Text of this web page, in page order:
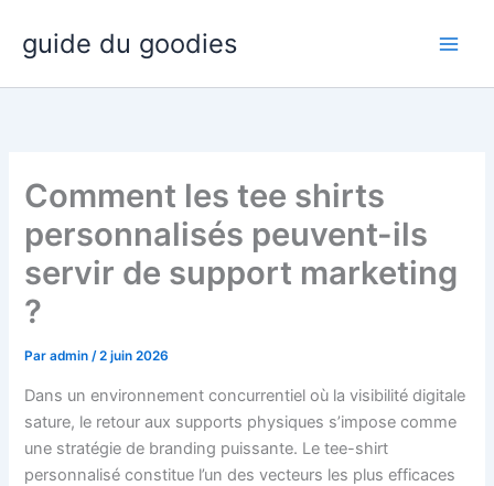
contenu
guide du goodies
Comment les tee shirts
personnalisés peuvent-ils
servir de support marketing
?
Paradmin/2 juin 2026
Dans un environnement concurrentiel où la visibilité digitale
sature, le retour aux supports physiques s’impose comme
une stratégie de branding puissante. Le tee-shirt
personnalisé constitue l’un des vecteurs les plus efficaces